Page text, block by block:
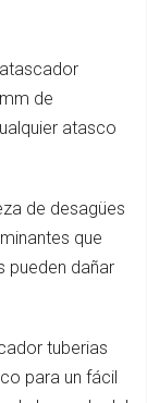
de
atasco
de desagües
que
pueden dañar
tuberias
para un fácil